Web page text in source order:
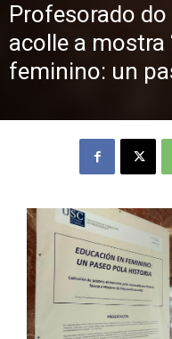
Profesorado
acolle a mostra
feminino: un